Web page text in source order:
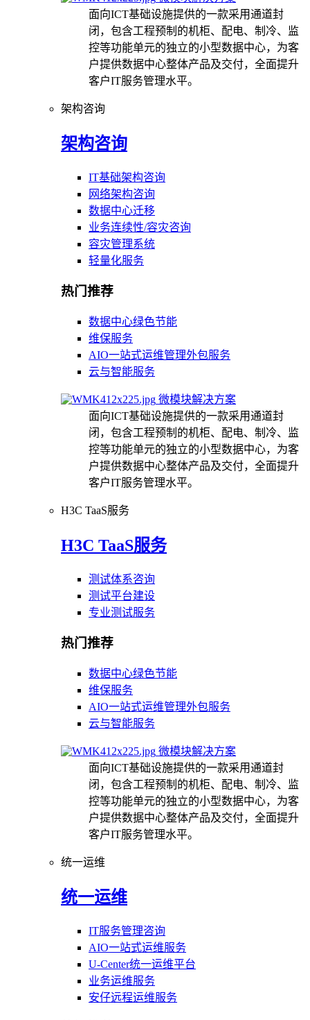
面向ICT基础设施提供的一款采用通道封
闭，包含工程预制的机柜、配电、制冷、监
控等功能单元的独立的小型数据中心，为客
户提供数据中心整体产品及交付，全面提升
客户IT服务管理水平。
架构咨询
架构咨询
IT基础架构咨询
网络架构咨询
数据中心迁移
业务连续性/容灾咨询
容灾管理系统
轻量化服务
热门推荐
数据中心绿色节能
维保服务
AIO一站式运维管理外包服务
云与智能服务
微模块解决方案
面向ICT基础设施提供的一款采用通道封
闭，包含工程预制的机柜、配电、制冷、监
控等功能单元的独立的小型数据中心，为客
户提供数据中心整体产品及交付，全面提升
客户IT服务管理水平。
H3C TaaS服务
H3C TaaS服务
测试体系咨询
测试平台建设
专业测试服务
热门推荐
数据中心绿色节能
维保服务
AIO一站式运维管理外包服务
云与智能服务
微模块解决方案
面向ICT基础设施提供的一款采用通道封
闭，包含工程预制的机柜、配电、制冷、监
控等功能单元的独立的小型数据中心，为客
户提供数据中心整体产品及交付，全面提升
客户IT服务管理水平。
统一运维
统一运维
IT服务管理咨询
AIO一站式运维服务
U-Center统一运维平台
业务运维服务
安仔远程运维服务